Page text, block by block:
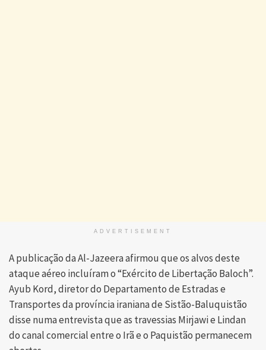
ADVERTISEMENT
A publicação da Al-Jazeera afirmou que os alvos deste
ataque aéreo incluíram o “Exército de Libertação Baloch”.
Ayub Kord, diretor do Departamento de Estradas e
Transportes da província iraniana de Sistão-Baluquistão
disse numa entrevista que as travessias Mirjawi e Lindan
do canal comercial entre o Irã e o Paquistão permanecem